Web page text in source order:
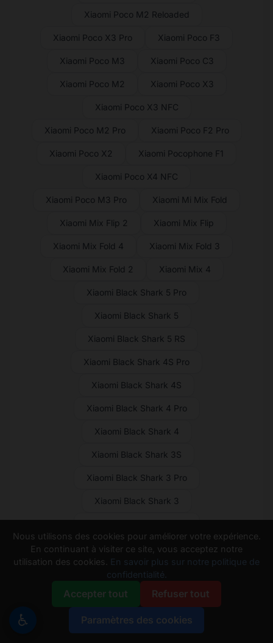
Xiaomi Poco M2 Reloaded
Xiaomi Poco X3 Pro Xiaomi Poco F3
Xiaomi Poco M3 Xiaomi Poco C3
Xiaomi Poco M2 Xiaomi Poco X3
Xiaomi Poco X3 NFC
Xiaomi Poco M2 Pro Xiaomi Poco F2 Pro
Xiaomi Poco X2 Xiaomi Pocophone F1
Xiaomi Poco X4 NFC
Xiaomi Poco M3 Pro Xiaomi Mi Mix Fold
Xiaomi Mix Flip 2 Xiaomi Mix Flip
Xiaomi Mix Fold 4 Xiaomi Mix Fold 3
Xiaomi Mix Fold 2 Xiaomi Mix 4
Xiaomi Black Shark 5 Pro
Xiaomi Black Shark 5
Xiaomi Black Shark 5 RS
Xiaomi Black Shark 4S Pro
Xiaomi Black Shark 4S
Xiaomi Black Shark 4 Pro
Xiaomi Black Shark 4
Xiaomi Black Shark 3S
Xiaomi Black Shark 3 Pro
Xiaomi Black Shark 3
Xiaomi Black Shark 2
Xiaomi Black Shark Helo
Xiaomi Black Shark Xiaomi Poco Pad X1
Xiaomi Poco Pad M1
♿
Nous utilisons des cookies pour améliorer votre expérience.
En continuant à visiter ce site, vous acceptez notre
utilisation des cookies.
En savoir plus sur notre politique de
confidentialité.
Accepter tout Refuser tout
Paramètres des cookies